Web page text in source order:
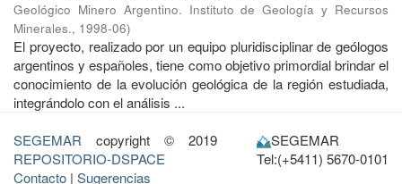
Geológico Minero Argentino. Instituto de Geología y Recursos
Minerales., 1998-06)
El proyecto, realizado por un equipo pluridisciplinar de geólogos
argentinos y españoles, tiene como objetivo primordial brindar el
conocimiento de la evolución geológica de la región estudiada,
integrándolo con el análisis ...
SEGEMAR copyright © 2019
REPOSITORIO-DSPACE
Contacto | Sugerencias
SEGEMAR
Tel:(+5411) 5670-0101